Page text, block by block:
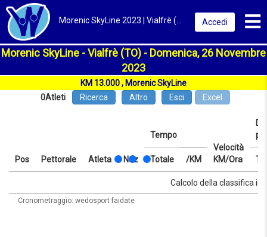
Accedi
Morenic SkyLine - Vialfrè (TO) - Domenica, 26 Novembre
2023
KM 13.000 , Morenic SkyLine
0Atleti Ricerca Altro Esci Excel
Pos Pettorale Atleta Naz
Tempo
Velocità
KM/Ora
Totale /KM
Tempo
Velocità
Totale /KM
Calcolo della classifica in
Cronometraggio: wedosport faidate